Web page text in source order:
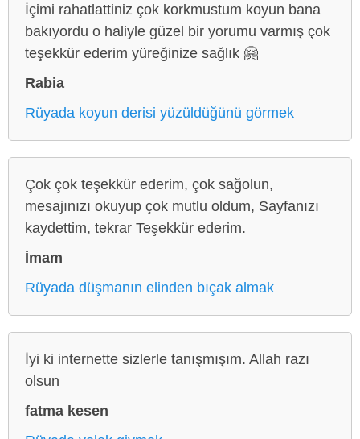
İçimi rahatlattiniz çok korkmustum koyun bana
bakıyordu o haliyle güzel bir yorumu varmış çok
teşekkür ederim yüreğinize sağlık 🤗
Rabia
Rüyada koyun derisi yüzüldüğünü görmek
Çok çok teşekkür ederim, çok sağolun,
mesajınızı okuyup çok mutlu oldum, Sayfanızı
kaydettim, tekrar Teşekkür ederim.
İmam
Rüyada düşmanın elinden bıçak almak
İyi ki internette sizlerle tanışmışım. Allah razı
olsun
fatma kesen